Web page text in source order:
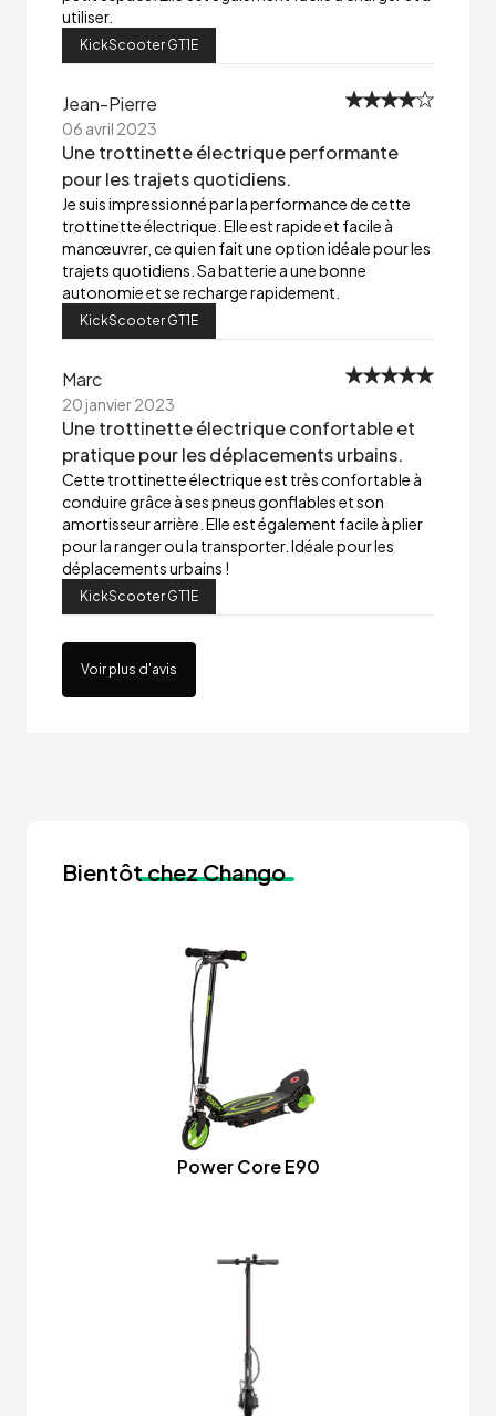
utiliser.
KickScooter GT1E
Jean-Pierre
06 avril 2023
Une trottinette électrique performante
pour les trajets quotidiens.
Je suis impressionné par la performance de cette
trottinette électrique. Elle est rapide et facile à
manœuvrer, ce qui en fait une option idéale pour les
trajets quotidiens. Sa batterie a une bonne
autonomie et se recharge rapidement.
KickScooter GT1E
Marc
20 janvier 2023
Une trottinette électrique confortable et
pratique pour les déplacements urbains.
Cette trottinette électrique est très confortable à
conduire grâce à ses pneus gonflables et son
amortisseur arrière. Elle est également facile à plier
pour la ranger ou la transporter. Idéale pour les
déplacements urbains !
KickScooter GT1E
Voir plus d'avis
Bientôtchez Chango
Power Core E90